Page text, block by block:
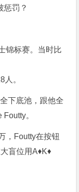
锦标赛。当时比
。
下底池，跟他全
。
，Foutty在按钮
盲位用A♦K♦